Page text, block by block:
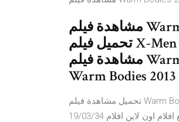
مشاهدة فيلم Warm Bodies 2013 مترجم اون لاين يوتيوب مباشرة dvd +
تحميل فيلم X-Men 2014 كامل من ماى ايجى من ميديا فاير السينما للجميع
مشاهدة فيلم Warm Bodies 2013 مترجم اون لاين بجودة DvdRiP فيديو فيلم
تحميل مشاهدة فيلم Warm Bodies 2013 أون لاين بروابط سريعة وبجودة عالية أون لاين على اليوتيوب افلام تيوب موقع
عربي بلمسة عالمية , يعرض لكم موقع افلام اون لاين افلام 19/03/34 · I went to see "Warm Bodies" on opening